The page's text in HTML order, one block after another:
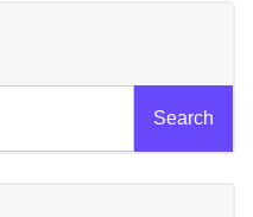
Search